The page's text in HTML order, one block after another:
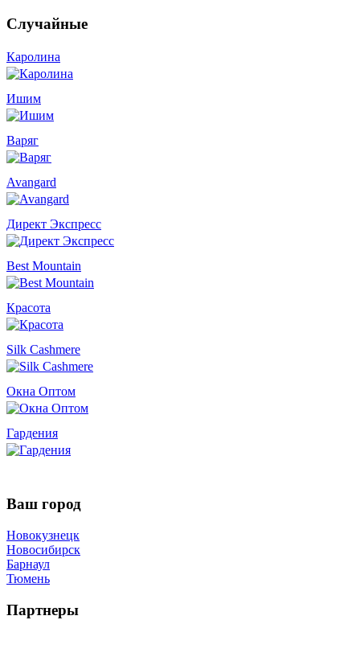
Случайные
Каролина
Ишим
Варяг
Avangard
Директ Экспресс
Best Mountain
Красота
Silk Cashmere
Окна Оптом
Гардения
Ваш город
Новокузнецк
Новосибирск
Барнаул
Тюмень
Партнеры